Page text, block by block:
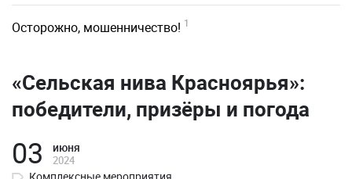
Осторожно, мошенничество! 1
«Сельская нива Красноярья»:
победители, призёры и погода
03 июня
2024